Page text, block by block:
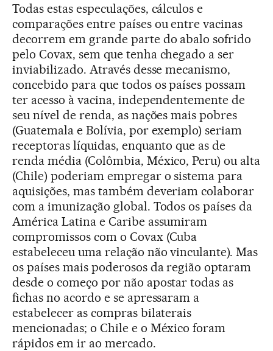
Todas estas especulações, cálculos e
comparações entre países ou entre vacinas
decorrem em grande parte do abalo sofrido
pelo Covax, sem que tenha chegado a ser
inviabilizado. Através desse mecanismo,
concebido para que todos os países possam
ter acesso à vacina, independentemente de
seu nível de renda, as nações mais pobres
(Guatemala e Bolívia, por exemplo) seriam
receptoras líquidas, enquanto que as de
renda média (Colômbia, México, Peru) ou alta
(Chile) poderiam empregar o sistema para
aquisições, mas também deveriam colaborar
com a imunização global. Todos os países da
América Latina e Caribe assumiram
compromissos com o Covax (Cuba
estabeleceu uma relação não vinculante). Mas
os países mais poderosos da região optaram
desde o começo por não apostar todas as
fichas no acordo e se apressaram a
estabelecer as compras bilaterais
mencionadas; o Chile e o México foram
rápidos em ir ao mercado.